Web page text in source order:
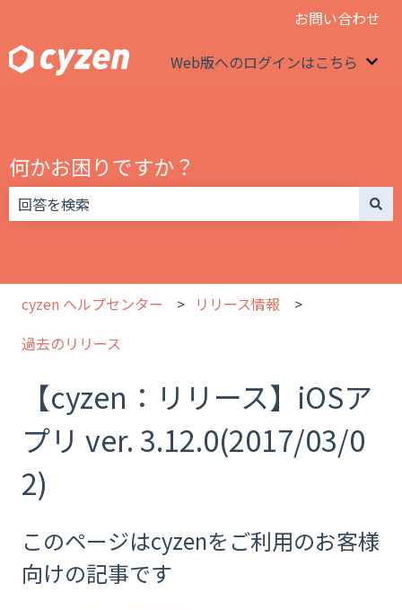
お問い合わせ
Web版へのログインはこちら
何かお困りですか？
cyzen ヘルプセンター
リリース情報
過去のリリース
【cyzen：リリース】iOSア
プリ ver. 3.12.0(2017/03/0
2)
このページはcyzenをご利用のお客様
向けの記事です